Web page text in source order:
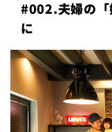
#002.夫婦の「
に